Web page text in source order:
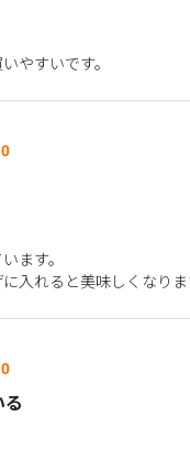
やすいです。
ます。
入れると美味しくなりま
る